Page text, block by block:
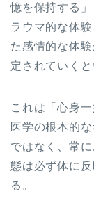
憶を保持する
ラウマ的な体
た感情的な体
定されていくと
これは「心身
医学の根本的
ではなく、常
態は必ず体に
る。